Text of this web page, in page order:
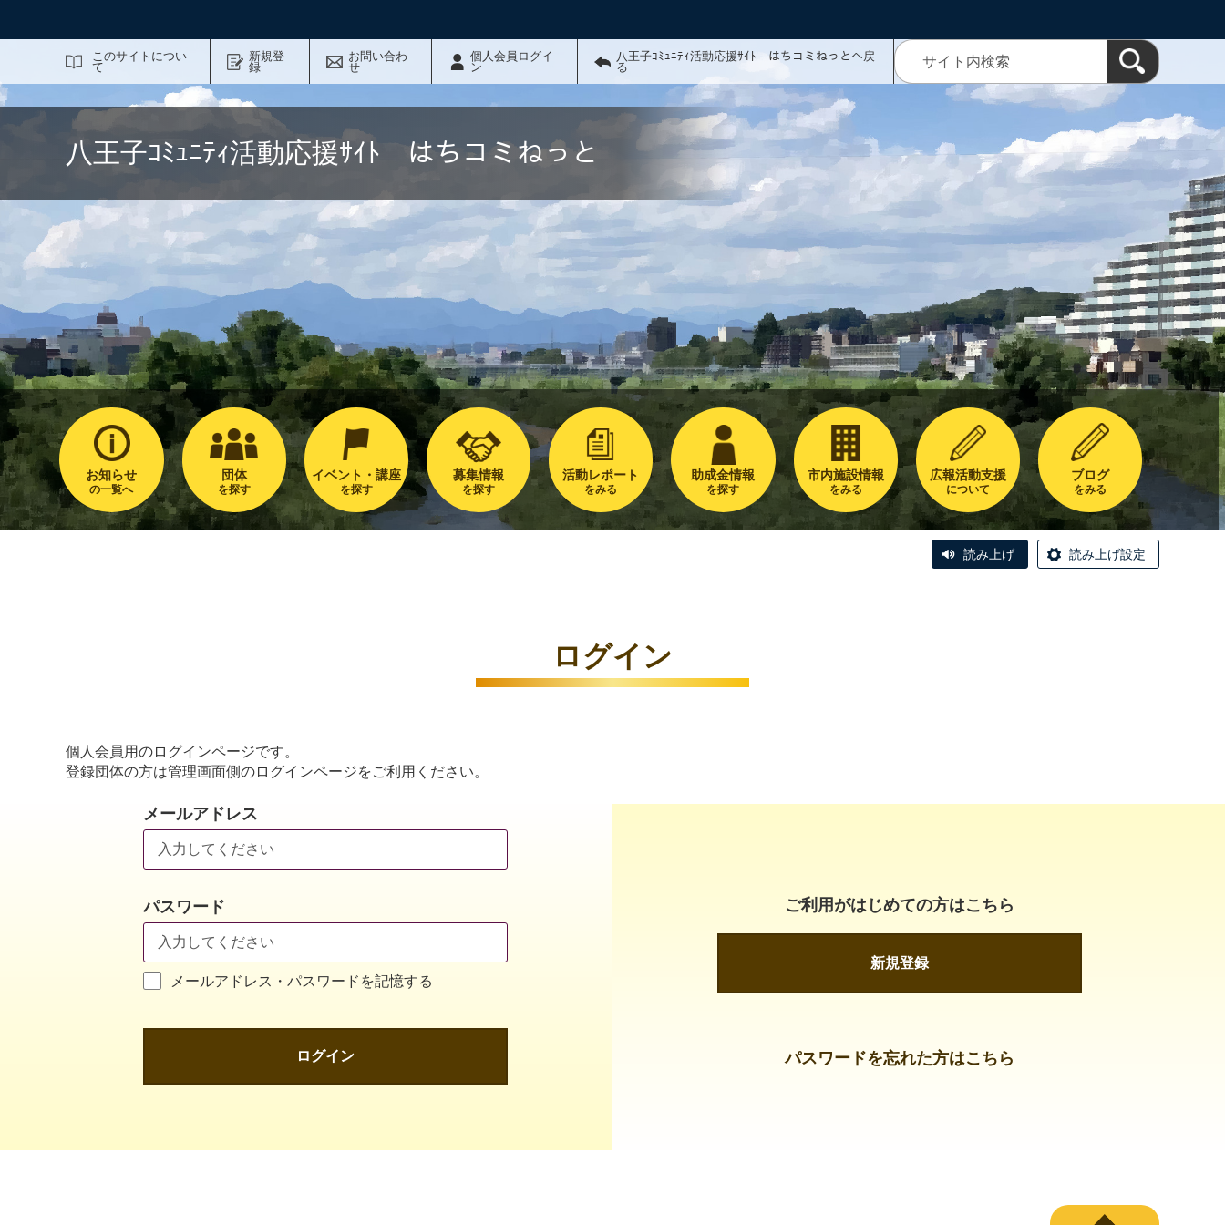
このサイトについ
て
新規登
録
お問い合わ
せ
個人会員ログイ
ン
八王子ｺﾐｭﾆﾃｨ活動応援ｻｲﾄ はちコミねっとへ戻
る
八王子ｺﾐｭﾆﾃｨ活動応援ｻｲﾄ はちコミねっと
お知らせ
の一覧へ
団体
を探す
イベント・講座
を探す
募集情報
を探す
活動レポート
をみる
助成金情報
を探す
市内施設情報
をみる
広報活動支援
について
ブログ
をみる
読み上げ 読み上げ設定
ログイン
個人会員用のログインページです。
登録団体の方は管理画面側のログインページをご利用ください。
メールアドレス
パスワード
メールアドレス・パスワードを記憶する
ログイン
ご利用がはじめての方はこちら
新規登録
パスワードを忘れた方はこちら